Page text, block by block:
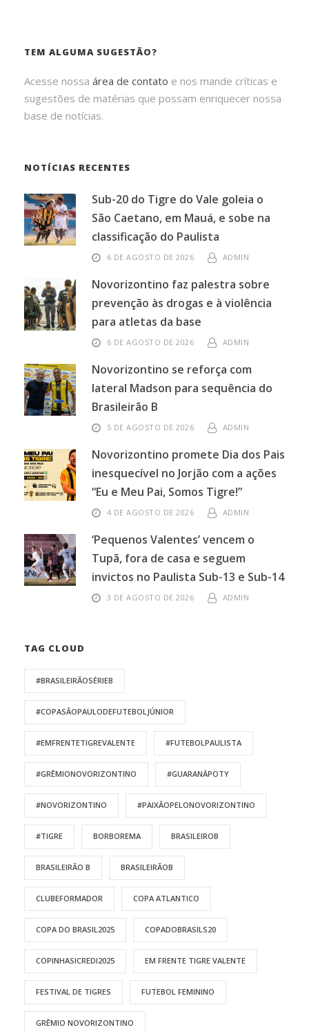
TEM ALGUMA SUGESTÃO?
Acesse nossa área de contato e nos mande críticas e
sugestões de matérias que possam enriquecer nossa
base de notícias.
NOTÍCIAS RECENTES
Sub-20 do Tigre do Vale goleia o
São Caetano, em Mauá, e sobe na
classificação do Paulista
6 DE AGOSTO DE 2026 ADMIN
Novorizontino faz palestra sobre
prevenção às drogas e à violência
para atletas da base
6 DE AGOSTO DE 2026 ADMIN
Novorizontino se reforça com
lateral Madson para sequência do
Brasileirão B
5 DE AGOSTO DE 2026 ADMIN
Novorizontino promete Dia dos Pais
inesquecível no Jorjão com a ações
“Eu e Meu Pai, Somos Tigre!”
4 DE AGOSTO DE 2026 ADMIN
‘Pequenos Valentes’ vencem o
Tupã, fora de casa e seguem
invictos no Paulista Sub-13 e Sub-14
3 DE AGOSTO DE 2026 ADMIN
TAG CLOUD
#BRASILEIRÃOSÉRIEB
#COPASÃOPAULODEFUTEBOLJÚNIOR
#EMFRENTETIGREVALENTE #FUTEBOLPAULISTA
#GRÊMIONOVORIZONTINO #GUARANÁPOTY
#NOVORIZONTINO #PAIXÃOPELONOVORIZONTINO
#TIGRE BORBOREMA BRASILEIROB
BRASILEIRÃO B BRASILEIRÃOB
CLUBEFORMADOR COPA ATLANTICO
COPA DO BRASIL2025 COPADOBRASILS20
COPINHASICREDI2025 EM FRENTE TIGRE VALENTE
FESTIVAL DE TIGRES FUTEBOL FEMININO
GRÊMIO NOVORIZONTINO